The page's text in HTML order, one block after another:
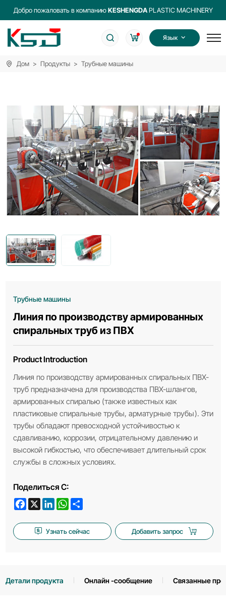
Добро пожаловать в компаниюKESHENGDAPLASTIC MACHINERY
Язык
Дом Продукты Трубные машины
Трубные машины
Линия по производству армированных
спиральных труб из ПВХ
Product Introduction
Линия по производству армированных спиральных ПВХ-
труб предназначена для производства ПВХ-шлангов,
армированных спиралью (также известных как
пластиковые спиральные трубы, арматурные трубы). Эти
трубы обладают превосходной устойчивостью к
сдавливанию, коррозии, отрицательному давлению и
высокой гибкостью, что обеспечивает длительный срок
службы в сложных условиях.
Поделиться С:
Facebook
X LinkedInWhatsApp
Share
Узнать сейчас Добавить запрос
Детали продукта Онлайн -сообщение Связанные